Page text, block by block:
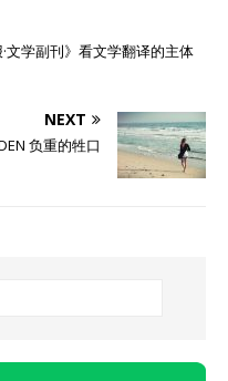
文学副刊》看文学翻译的主体
NEXT
负重的牲口